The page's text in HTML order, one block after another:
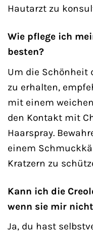
Hautarzt zu
Wie pflege ich
besten?
Um die Schönheit
zu erhalten,
mit einem
den Kontakt mit
Haarspray.
einem
Kratzern zu
Kann ich die
wenn sie mir
Ja, du hast